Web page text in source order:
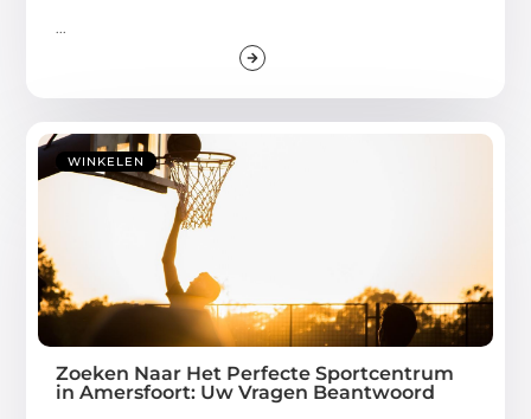
WINKELEN
Zoeken Naar Het Perfecte Sportcentrum
in Amersfoort: Uw Vragen Beantwoord